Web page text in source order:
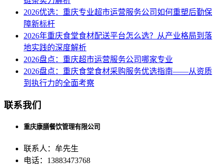
2026优选：重庆专业超市运营服务公司如何重塑后勤保
障新标杆
2026年重庆食堂食材配送平台怎么选？从产业格局到落
地实践的深度解析
2026盘点：重庆超市运营服务公司哪家专业
2026盘点：重庆食堂食材采购服务优选指南——从资质
到执行力的全面考察
联系我们
重庆康膳餐饮管理有限公司
联系人：牟先生
电话：13883473768